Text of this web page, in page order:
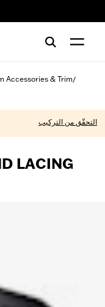
Accessories & Trim/
التحقّق من التركيب
LACING